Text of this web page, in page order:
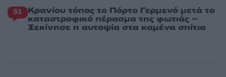
51 Κρανίου τόπος το Πόρτο Γερμενό μετά το
καταστροφικό πέρασμα της φωτιάς –
Ξεκίνησε η αυτοψία στα καμένα σπίτια